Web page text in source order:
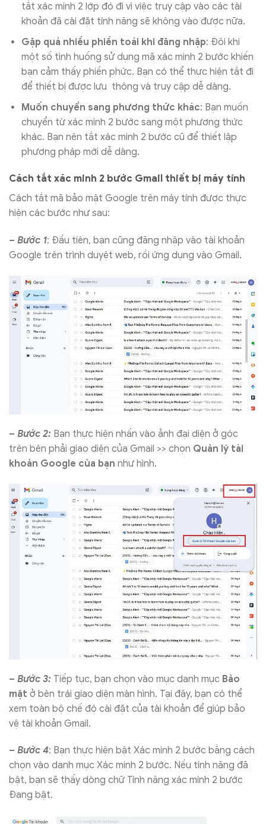
tắt xác minh 2 lớp đó đi vì việc truy cập vào các tài
khoản đã cài đặt tính năng sẽ không vào được nữa.
Gặp quá nhiều phiền toái khi đăng nhập: Đôi khi
một số tình huống sử dụng mã xác minh 2 bước khiến
bạn cảm thấy phiền phức. Bạn có thể thực hiện tắt đi
để thiết bị được lưu thông và truy cập dễ dàng.
Muốn chuyển sang phương thức khác: Bạn muốn
chuyển từ xác minh 2 bước sang một phương thức
khác. Bạn nên tắt xác minh 2 bước cũ để thiết lập
phương pháp mới dễ dàng.
Cách tắt xác minh 2 bước Gmail thiết bị máy tính
Cách tắt mã bảo mật Google trên máy tính được thực
hiện các bước như sau:
– Bước 1: Đầu tiên, bạn cũng đăng nhập vào tài khoản
Google trên trình duyệt web, rồi ứng dụng vào Gmail.
– Bước 2: Bạn thực hiện nhấn vào ảnh đại diện ở góc
trên bên phải giao diện của Gmail >> chọn Quản lý tài
khoản Google của bạn như hình.
– Bước 3: Tiếp tục, bạn chọn vào mục danh mục Bảo
mật ở bên trái giao diện màn hình. Tại đây, bạn có thể
xem toàn bộ chế độ cài đặt của tài khoản để giúp bảo
vệ tài khoản Gmail.
– Bước 4: Bạn thực hiện bật Xác minh 2 bước bằng cách
chọn vào danh mục Xác minh 2 bước. Nếu tính năng đã
bật, bạn sẽ thấy dòng chữ Tính năng xác minh 2 bước
Đang bật.